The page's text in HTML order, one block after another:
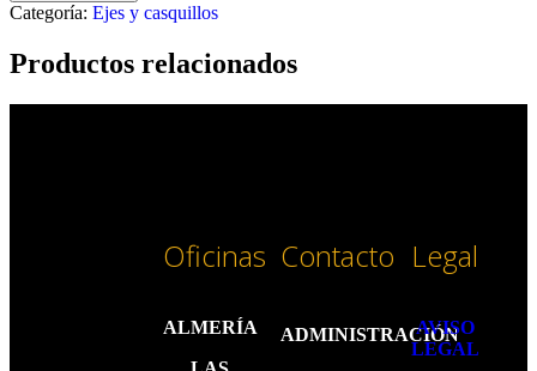
Categoría: Ejes y casquillos
Productos relacionados
Oficinas
ALMERÍA
Contacto
ADMINISTRACIÓN
Legal
AVISO
LEGAL